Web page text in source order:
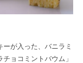
が入った、バニラミ
ョコミントバウム」